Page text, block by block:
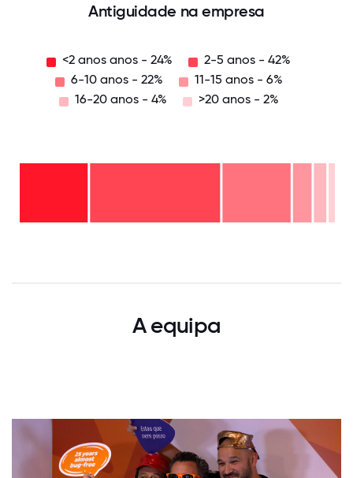
Antiguidade na empresa
<2 anos anos - 24%
2-5 anos - 42%
6-10 anos - 22%
11-15 anos - 6%
16-20 anos - 4%
>20 anos - 2%
0 12.5 25 37.5 50 62.5 75 87.5
A equipa